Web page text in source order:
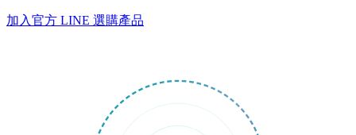
加入官方 LINE 選購產品